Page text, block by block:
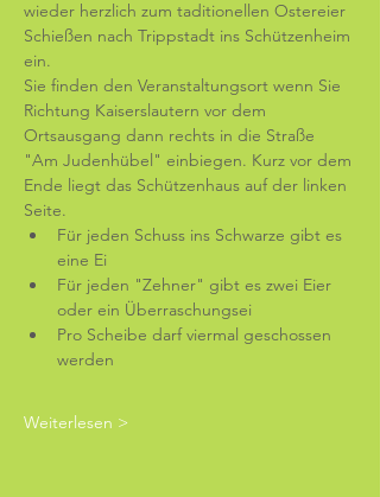
wieder herzlich zum taditionellen Ostereier
Schießen nach Trippstadt ins Schützenheim
ein.
Sie finden den Veranstaltungsort wenn Sie
Richtung Kaiserslautern vor dem
Ortsausgang dann rechts in die Straße
"Am Judenhübel" einbiegen. Kurz vor dem
Ende liegt das Schützenhaus auf der linken
Seite.
Für jeden Schuss ins Schwarze gibt es
eine Ei
Für jeden "Zehner" gibt es zwei Eier
oder ein Überraschungsei
Pro Scheibe darf viermal geschossen
werden
Weiterlesen >